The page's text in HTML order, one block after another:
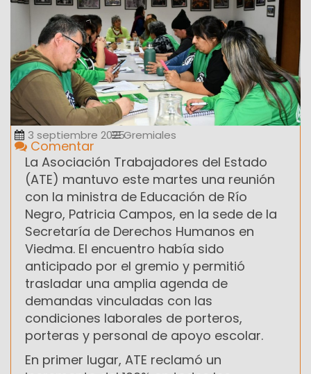
3 septiembre 2025Gremiales
Comentar
La Asociación Trabajadores del Estado
(ATE) mantuvo este martes una reunión
con la ministra de Educación de Río
Negro, Patricia Campos, en la sede de la
Secretaría de Derechos Humanos en
Viedma. El encuentro había sido
anticipado por el gremio y permitió
trasladar una amplia agenda de
demandas vinculadas con las
condiciones laborales de porteros,
porteras y personal de apoyo escolar.
En primer lugar, ATE reclamó un